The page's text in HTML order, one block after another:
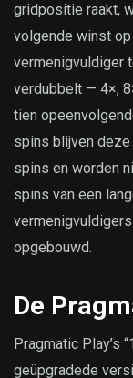
gridpositie raakt,
volgende winst
vermenigvuldiger
verdubbelt — 4×,
tien
spins blijven
spins en worden
spins van een
opgebouwd.
De
Pragmatic Play’s
geüpgradede